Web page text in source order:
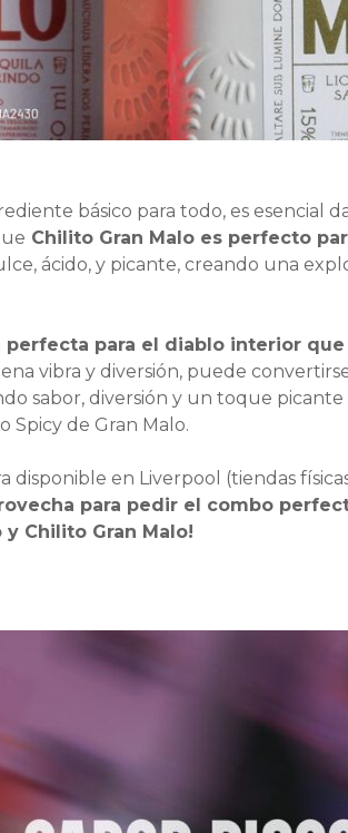
básico para todo, es esencial
Chilito Gran Malo es perfecto
ácido, y picante, creando una
perfecta para el diablo interior
vibra y diversión, puede
sabor, diversión y un toque picante
Spicy de Gran Malo.
disponible en Liverpool (tiendas
para pedir el combo
Chilito Gran Malo!